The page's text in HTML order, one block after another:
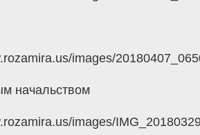
images/
начальством
images/